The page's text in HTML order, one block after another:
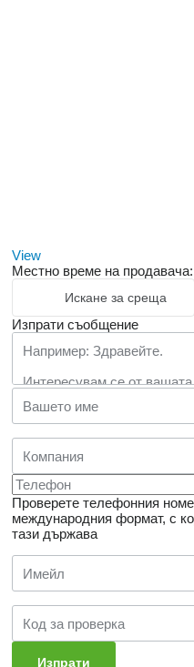
View
Местно време на
Искане за среща
Изпрати съобщение
Проверете телефонния
международния формат, с
тази държава